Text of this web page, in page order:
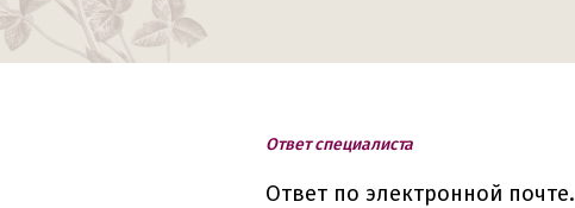
Ответ специалиста
Ответ по электронной почте.